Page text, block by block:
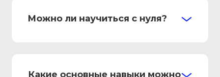
Можно ли научиться с нуля?
Какие основные навыки можно